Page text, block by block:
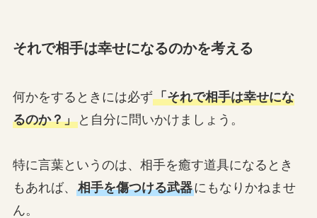
それで相手は幸せになるのかを考える
何かをするときには必ず「それで相手は幸せにな
るのか？」と自分に問いかけましょう。
特に言葉というのは、相手を癒す道具になるとき
もあれば、 相手を傷つける武器にもなりかねませ
ん。